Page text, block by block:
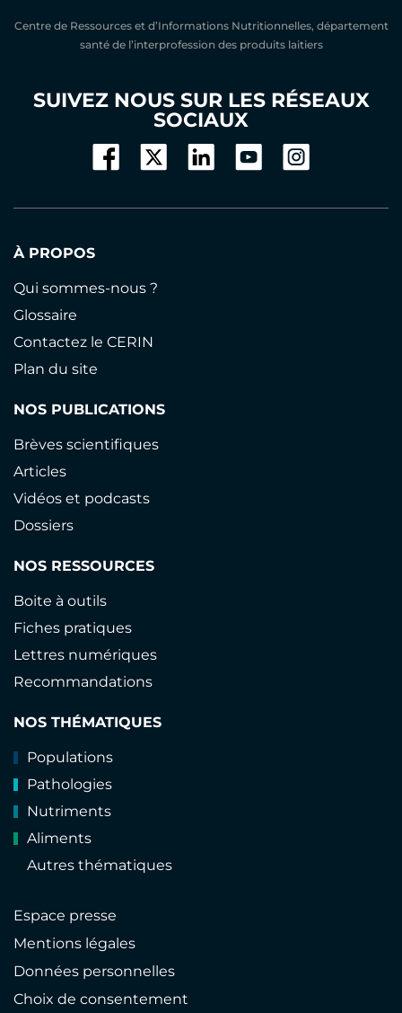
Centre de Ressources et d’Informations Nutritionnelles, département
santé de l’interprofession des produits laitiers
SUIVEZ NOUS SUR LES RÉSEAUX
SOCIAUX
À PROPOS
Qui sommes-nous ?
Glossaire
Contactez le CERIN
Plan du site
NOS PUBLICATIONS
Brèves scientifiques
Articles
Vidéos et podcasts
Dossiers
NOS RESSOURCES
Boite à outils
Fiches pratiques
Lettres numériques
Recommandations
NOS THÉMATIQUES
Populations
Pathologies
Nutriments
Aliments
Autres thématiques
Espace presse
Mentions légales
Données personnelles
Choix de consentement